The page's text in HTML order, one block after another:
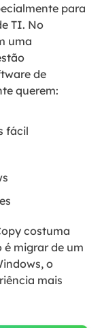
para
TI. No
uma
de
querem:
fácil
costuma
é migrar de um
o
mais